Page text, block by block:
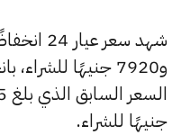
جنيهًا للشراء.